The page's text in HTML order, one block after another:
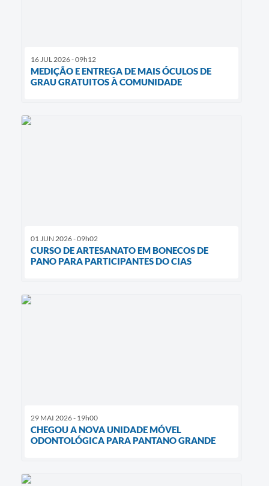
16 JUL 2026 - 09h12
MEDIÇÃO E ENTREGA DE MAIS ÓCULOS DE
GRAU GRATUITOS À COMUNIDADE
01 JUN 2026 - 09h02
CURSO DE ARTESANATO EM BONECOS DE
PANO PARA PARTICIPANTES DO CIAS
29 MAI 2026 - 19h00
CHEGOU A NOVA UNIDADE MÓVEL
ODONTOLÓGICA PARA PANTANO GRANDE